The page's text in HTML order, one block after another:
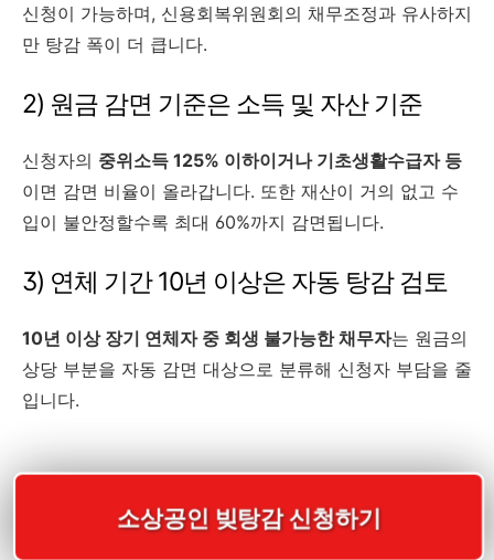
신청이 가능하며, 신용회복위원회의 채무조정과 유사하지
만 탕감 폭이 더 큽니다.
2) 원금 감면 기준은 소득 및 자산 기준
신청자의 중위소득 125% 이하이거나 기초생활수급자 등
이면 감면 비율이 올라갑니다. 또한 재산이 거의 없고 수
입이 불안정할수록 최대 60%까지 감면됩니다.
3) 연체 기간 10년 이상은 자동 탕감 검토
10년 이상 장기 연체자 중 회생 불가능한 채무자는 원금의
상당 부분을 자동 감면 대상으로 분류해 신청자 부담을 줄
입니다.
소상공인 빚탕감 신청하기